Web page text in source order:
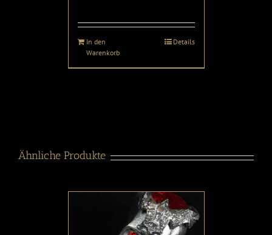
In den
Warenkorb
Details
Ähnliche Produkte